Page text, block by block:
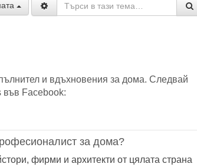
и вдъхновения за дома. Следвай
във Facebook:
за дома?
фирми и архитекти от цялата страна